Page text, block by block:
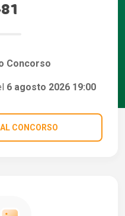
Concorso
6 agosto 2026 19:00
CONCORSO